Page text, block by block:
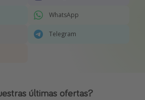
WhatsApp
Telegram
últimas ofertas?